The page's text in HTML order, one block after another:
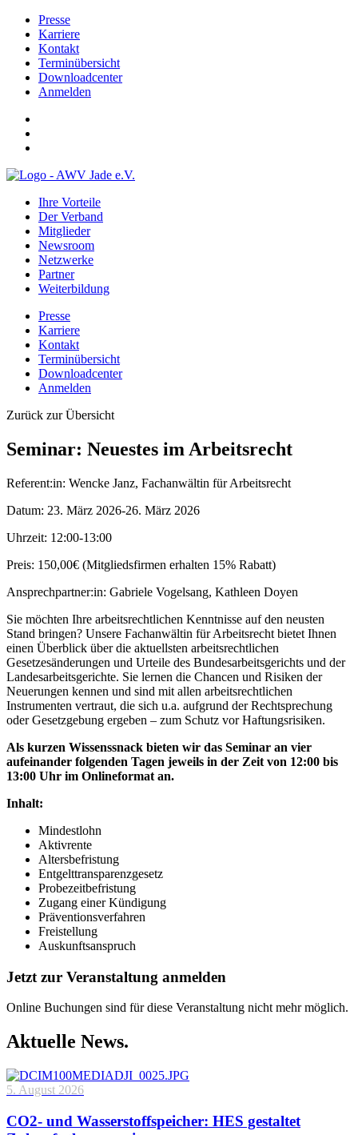
Presse
Karriere
Kontakt
Terminübersicht
Downloadcenter
Anmelden
Ihre Vorteile
Der Verband
Mitglieder
Newsroom
Netzwerke
Partner
Weiterbildung
Presse
Karriere
Kontakt
Terminübersicht
Downloadcenter
Anmelden
Zurück zur Übersicht
Seminar: Neuestes im Arbeitsrecht
Referent:in: Wencke Janz, Fachanwältin für Arbeitsrecht
Datum: 23. März 2026-26. März 2026
Uhrzeit: 12:00-13:00
Preis: 150,00€ (Mitgliedsfirmen erhalten 15% Rabatt)
Ansprechpartner:in: Gabriele Vogelsang, Kathleen Doyen
Sie möchten Ihre arbeitsrechtlichen Kenntnisse auf den neusten
Stand bringen? Unsere Fachanwältin für Arbeitsrecht bietet Ihnen
einen Überblick über die aktuellsten arbeitsrechtlichen
Gesetzesänderungen und Urteile des Bundesarbeitsgerichts und der
Landesarbeitsgerichte. Sie lernen die Chancen und Risiken der
Neuerungen kennen und sind mit allen arbeitsrechtlichen
Instrumenten vertraut, die sich u.a. aufgrund der Rechtsprechung
oder Gesetzgebung ergeben – zum Schutz vor Haftungsrisiken.
Als kurzen Wissenssnack bieten wir das Seminar an vier
aufeinander folgenden Tagen jeweils in der Zeit von 12:00 bis
13:00 Uhr im Onlineformat an.
Inhalt:
Mindestlohn
Aktivrente
Altersbefristung
Entgelttransparenzgesetz
Probezeitbefristung
Zugang einer Kündigung
Präventionsverfahren
Freistellung
Auskunftsanspruch
Jetzt zur Veranstaltung anmelden
Online Buchungen sind für diese Veranstaltung nicht mehr möglich.
Aktuelle News.
5. August 2026
CO2- und Wasserstoffspeicher: HES gestaltet